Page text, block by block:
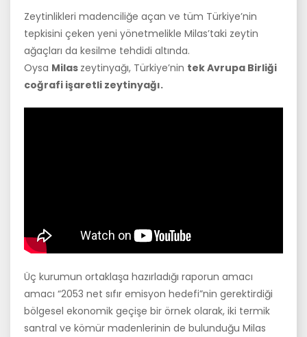
Zeytinlikleri madenciliğe açan ve tüm Türkiye’nin
tepkisini çeken yeni yönetmelikle Milas’taki zeytin
ağaçları da kesilme tehdidi altında.
Oysa Milas zeytinyağı, Türkiye’nin tek Avrupa Birliği
coğrafi işaretli zeytinyağı.
Üç kurumun ortaklaşa hazırladığı raporun amacı
amacı “2053 net sıfır emisyon hedefi”nin gerektirdiği
bölgesel ekonomik geçişe bir örnek olarak, iki termik
santral ve kömür madenlerinin de bulunduğu Milas